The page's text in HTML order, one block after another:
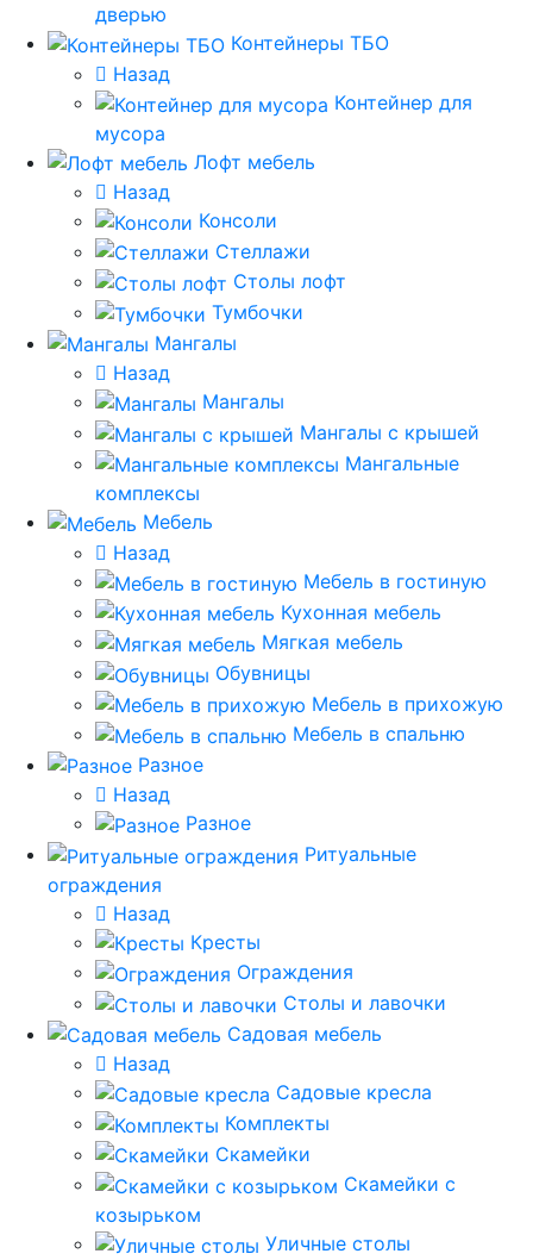
дверью
Контейнеры ТБО
Назад
Контейнер для
мусора
Лофт мебель
Назад
Консоли
Стеллажи
Столы лофт
Тумбочки
Мангалы
Назад
Мангалы
Мангалы с крышей
Мангальные
комплексы
Мебель
Назад
Мебель в гостиную
Кухонная мебель
Мягкая мебель
Обувницы
Мебель в прихожую
Мебель в спальню
Разное
Назад
Разное
Ритуальные
ограждения
Назад
Кресты
Ограждения
Столы и лавочки
Садовая мебель
Назад
Садовые кресла
Комплекты
Скамейки
Скамейки с
козырьком
Уличные столы